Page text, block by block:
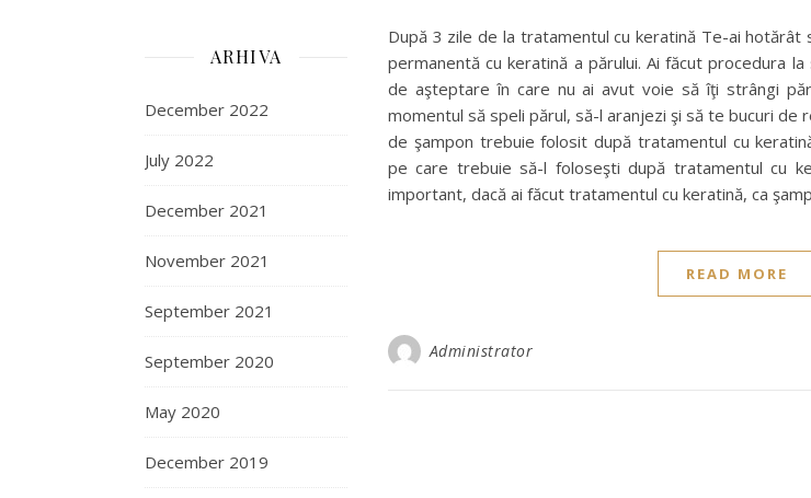
ARHIVA
December 2022
July 2022
December 2021
November 2021
September 2021
September 2020
May 2020
December 2019
După 3 zile de la tratamentul cu keratină Te-ai
permanentă cu keratină a părului. Ai făcut procedura
de aşteptare în care nu ai avut voie să îţi strângi
momentul să speli părul, să-l aranjezi şi să te bucuri
de şampon trebuie folosit după tratamentul cu
pe care trebuie să-l foloseşti după tratamentul cu
important, dacă ai făcut tratamentul cu keratină, ca
READ MORE
Administrator